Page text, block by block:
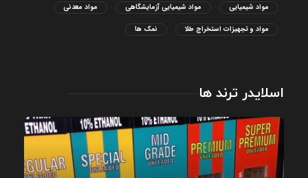
مواد شیمیایی مواد شیمیایی آزمایشگاهی مواد معدنی
مواد و تجهیزات استخراج طلا نمک ها
اسلایدر ترند ها